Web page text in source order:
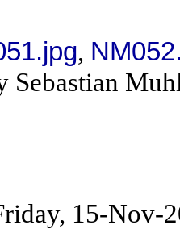
,
Sebastian
15-Nov-